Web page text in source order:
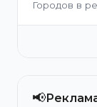
Городов в
📢